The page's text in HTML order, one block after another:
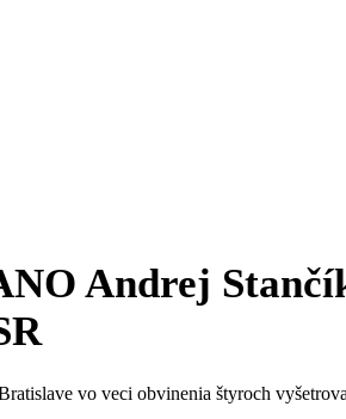
Andrej
vo veci obvinenia štyroch